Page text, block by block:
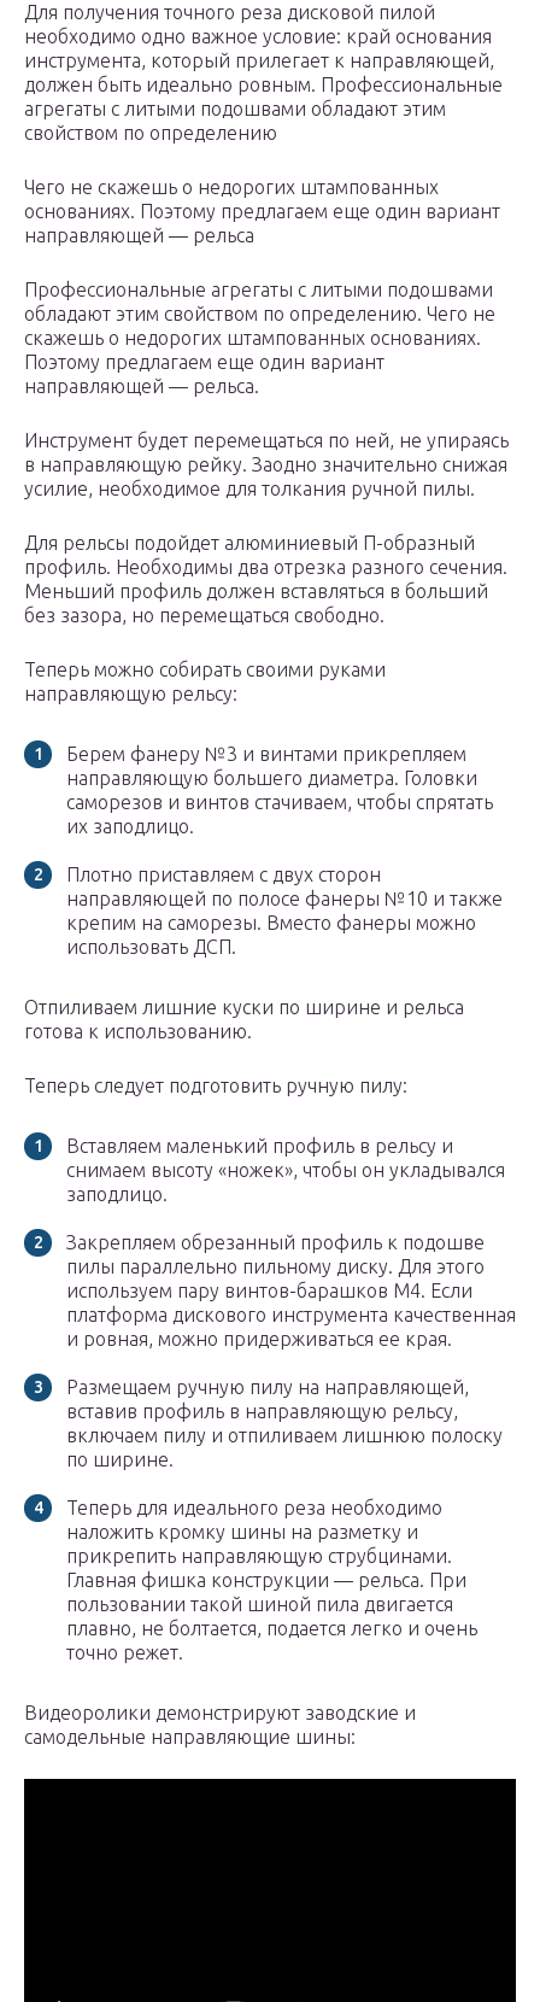
Для получения точного реза дисковой пилой
необходимо одно важное условие: край основания
инструмента, который прилегает к направляющей,
должен быть идеально ровным. Профессиональные
агрегаты с литыми подошвами обладают этим
свойством по определению
Чего не скажешь о недорогих штампованных
основаниях. Поэтому предлагаем еще один вариант
направляющей — рельса
Профессиональные агрегаты с литыми подошвами
обладают этим свойством по определению. Чего не
скажешь о недорогих штампованных основаниях.
Поэтому предлагаем еще один вариант
направляющей — рельса.
Инструмент будет перемещаться по ней, не упираясь
в направляющую рейку. Заодно значительно снижая
усилие, необходимое для толкания ручной пилы.
Для рельсы подойдет алюминиевый П-образный
профиль. Необходимы два отрезка разного сечения.
Меньший профиль должен вставляться в больший
без зазора, но перемещаться свободно.
Теперь можно собирать своими руками
направляющую рельсу:
Берем фанеру №3 и винтами прикрепляем
направляющую большего диаметра. Головки
саморезов и винтов стачиваем, чтобы спрятать
их заподлицо.
Плотно приставляем с двух сторон
направляющей по полосе фанеры №10 и также
крепим на саморезы. Вместо фанеры можно
использовать ДСП.
Отпиливаем лишние куски по ширине и рельса
готова к использованию.
Теперь следует подготовить ручную пилу:
Вставляем маленький профиль в рельсу и
снимаем высоту «ножек», чтобы он укладывался
заподлицо.
Закрепляем обрезанный профиль к подошве
пилы параллельно пильному диску. Для этого
используем пару винтов-барашков М4. Если
платформа дискового инструмента качественная
и ровная, можно придерживаться ее края.
Размещаем ручную пилу на направляющей,
вставив профиль в направляющую рельсу,
включаем пилу и отпиливаем лишнюю полоску
по ширине.
Теперь для идеального реза необходимо
наложить кромку шины на разметку и
прикрепить направляющую струбцинами.
Главная фишка конструкции — рельса. При
пользовании такой шиной пила двигается
плавно, не болтается, подается легко и очень
точно режет.
Видеоролики демонстрируют заводские и
самодельные направляющие шины: